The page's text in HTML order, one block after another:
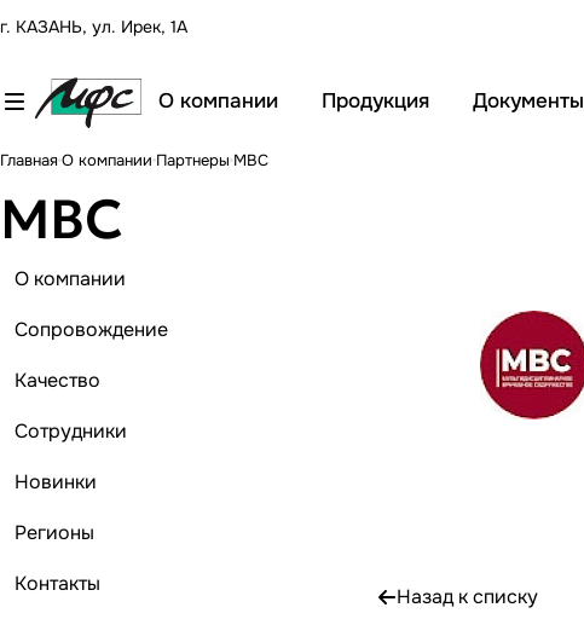
г. КАЗАНЬ, ул. Ирек, 1А
О компании Продукция Документы
Главная О компании Партнеры MBC
MBC
Назад к списку
О компании
Сопровождение
Качество
Сотрудники
Новинки
Регионы
Контакты